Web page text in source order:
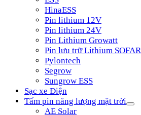
HinaESS
Pin lithium 12V
Pin lithium 24V
Pin Lithium Growatt
Pin lưu trữ Lithium SOFAR
Pylontech
Segrow
Sungrow ESS
Sạc xe Điện
Tấm pin năng lượng mặt trời
AE Solar